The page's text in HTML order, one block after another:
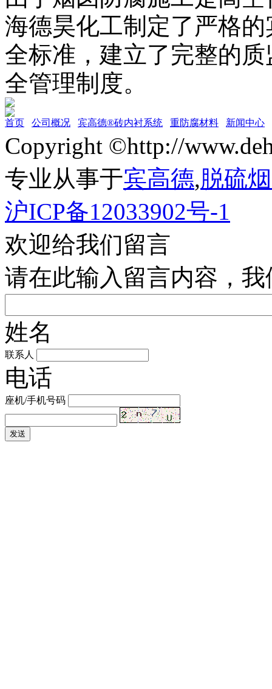
海德昊化工制定了严格
全标准，建立了完整的
全管理制度。
首页 公司概况 宾高德®砖内衬系统 重防腐材料 新闻中心
Copyright ©http://
专业从事于宾高德,脱硫
沪ICP备12033902号-1
欢迎给我们留言
请在此输入留言内容，
姓名
联系人
电话
座机/手机号码